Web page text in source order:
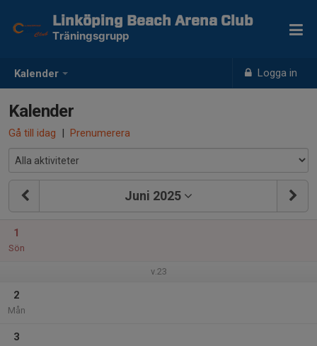
Kalender Logga in
Linköping Beach Arena Club
Träningsgrupp
Kalender
Gå till idag | Prenumerera
Juni 2025
1
Sön
v.23
2
Mån
3